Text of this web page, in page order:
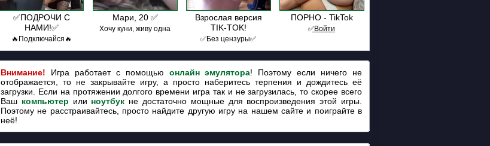
✅ПОДРОЧИ С
НАМИ!✅
🔥Подключайся🔥
Мари, 20 ✅
Хочу куни, живу одна
Взрослая версия
TIK-TOK!
✅Без цензуры✅
ПОРНО - TikTok
✅͟В͟о͟й͟т͟и
Внимание! Игра работает с помощью онлайн эмулятора! Поэтому если ничего не
отображается, то не закрывайте игру, а просто наберитесь терпения и дождитесь её
загрузки. Если на протяжении долгого времени игра так и не загрузилась, то скорее всего
Ваш компьютер или ноутбук не достаточно мощные для воспроизведения этой игры.
Поэтому не расстраивайтесь, просто найдите другую игру на нашем сайте и поиграйте в
неё!